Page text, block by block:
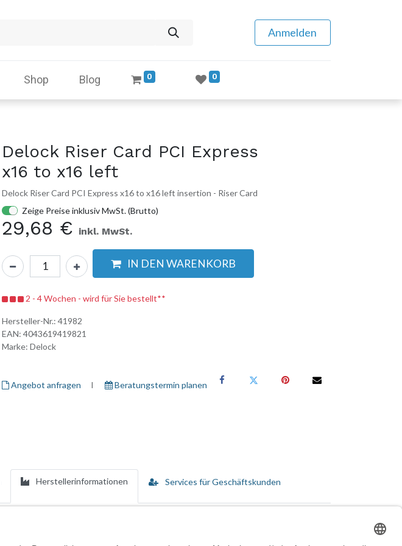
Anmelden
Shop Blog 0 0
Delock Riser Card PCI Express
x16 to x16 left
Delock Riser Card PCI Express x16 to x16 left insertion - Riser Card
Zeige Preise inklusiv MwSt. (Brutto)
29,68 € inkl. MwSt.
IN DEN WARENKORB
2 - 4 Wochen - wird für Sie bestellt**
Hersteller-Nr.: 41982
EAN: 4043619419821
Marke: Delock
Angebot anfragen I ​ Beratungstermin planen
Herstellerinformationen Services für Geschäftskunden